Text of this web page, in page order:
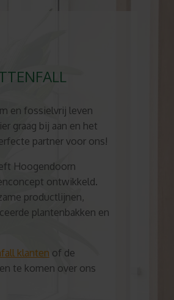
en fossielvrij leven
graag bij aan en het
partner voor ons!
Hoogendoorn
ontwikkeld.
productlijnen,
plantenbakken en
klanten of de
te komen over ons